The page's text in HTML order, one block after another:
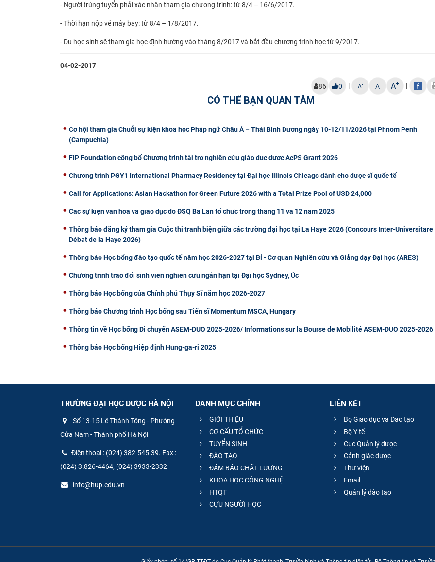
- Người trúng tuyển phải xác nhận tham gia chương trình: từ 8/4 – 16/6/2017.
- Thời hạn nộp vé máy bay: từ 8/4 – 1/8/2017.
- Du học sinh sẽ tham gia học định hướng vào tháng 8/2017 và bắt đầu chương trình học từ 9/2017.
04-02-2017
86 0 | A- A A+ |
CÓ THỂ BẠN QUAN TÂM
Cơ hội tham gia Chuỗi sự kiện khoa học Pháp ngữ Châu Á – Thái Bình Dương ngày 10-12/11/2026 tại Phnom Penh
(Campuchia)
FIP Foundation công bố Chương trình tài trợ nghiên cứu giáo dục dược AcPS Grant 2026
Chương trình PGY1 International Pharmacy Residency tại Đại học Illinois Chicago dành cho dược sĩ quốc tế
Call for Applications: Asian Hackathon for Green Future 2026 with a Total Prize Pool of USD 24,000
Các sự kiện văn hóa và giáo dục do ĐSQ Ba Lan tổ chức trong tháng 11 và 12 năm 2025
Thông báo đăng ký tham gia Cuộc thi tranh biện giữa các trường đại học tại La Haye 2026 (Concours Inter-Universitare
Débat de la Haye 2026)
Thông báo Học bổng đào tạo quốc tế năm học 2026-2027 tại Bỉ - Cơ quan Nghiên cứu và Giảng dạy Đại học (ARES)
Chương trình trao đổi sinh viên nghiên cứu ngắn hạn tại Đại học Sydney, Úc
Thông báo Học bổng của Chính phủ Thụy Sĩ năm học 2026-2027
Thông báo Chương trình Học bổng sau Tiến sĩ Momentum MSCA, Hungary
Thông tin về Học bổng Di chuyển ASEM-DUO 2025-2026/ Informations sur la Bourse de Mobilité ASEM-DUO 2025-2026
Thông báo Học bổng Hiệp định Hung-ga-ri 2025
TRƯỜNG ĐẠI HỌC DƯỢC HÀ NỘI
Số 13-15 Lê Thánh Tông - Phường
Cửa Nam - Thành phố Hà Nội
Điện thoại : (024) 382-545-39. Fax :
(024) 3.826-4464, (024) 3933-2332
info@hup.edu.vn
DANH MỤC CHÍNH
GIỚI THIỆU
CƠ CẤU TỔ CHỨC
TUYỂN SINH
ĐÀO TẠO
ĐẢM BẢO CHẤT LƯỢNG
KHOA HỌC CÔNG NGHỆ
HTQT
CỰU NGƯỜI HỌC
LIÊN KẾT
Bộ Giáo dục và Đào tạo
Bộ Y tế
Cục Quản lý dược
Cảnh giác dược
Thư viện
Email
Quản lý đào tạo